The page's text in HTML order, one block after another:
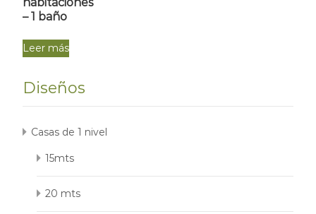
– 1 baño
Leer más
Diseños
Casas de 1 nivel
15mts
20 mts